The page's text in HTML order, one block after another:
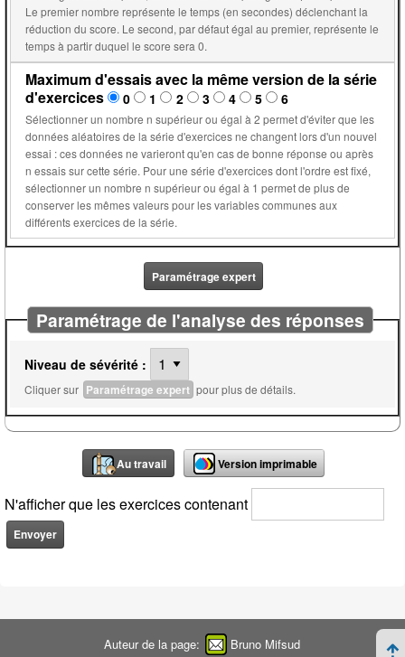
Le premier nombre représente le temps (en secondes) déclenchant la
réduction du score. Le second, par défaut égal au premier, représente le
temps à partir duquel le score sera 0.
Maximum d'essais avec la même version de la série
d'exercices
0 1 2 3 4 5 6
Sélectionner un nombre n supérieur ou égal à 2 permet d'éviter que les
données aléatoires de la série d'exercices ne changent lors d'un nouvel
essai : ces données ne varieront qu'en cas de bonne réponse ou après
n essais sur cette série. Pour une série d'exercices dont l'ordre est fixé,
sélectionner un nombre n supérieur ou égal à 1 permet de plus de
conserver les mêmes valeurs pour les variables communes aux
différents exercices de la série.
Paramétrage expert
Paramétrage de l'analyse des réponses
Niveau de sévérité :
Cliquer sur Paramétrage expert pour plus de détails.
Au travail Version imprimable
N'afficher que les exercices contenant
Auteur de la page: Bruno Mifsud